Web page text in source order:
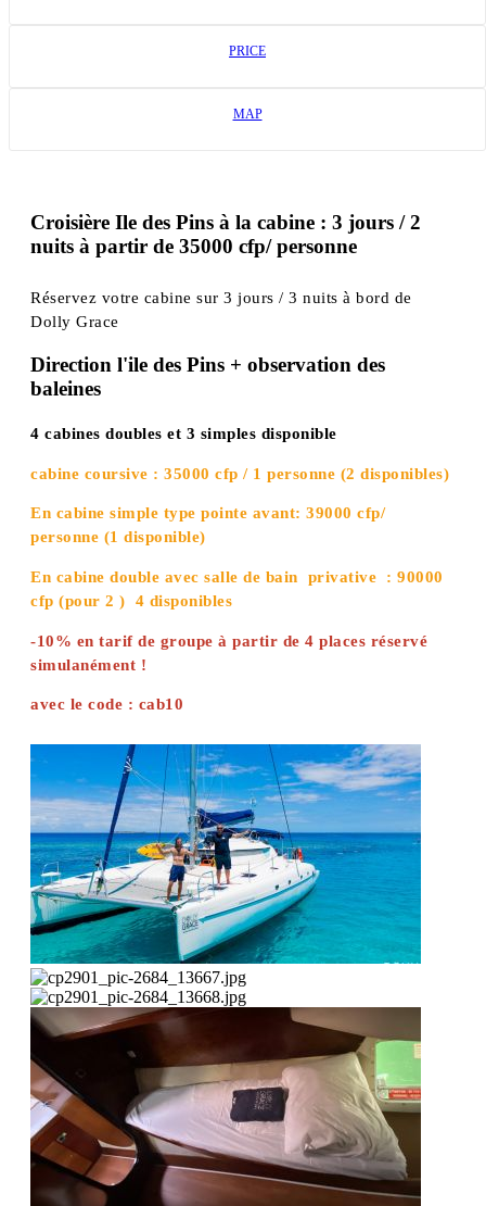
PRICE
MAP
Croisière Ile des Pins à la cabine : 3 jours / 2
nuits à partir de 35000 cfp/ personne
Réservez votre cabine sur 3 jours / 3 nuits à bord de
Dolly Grace
Direction l'ile des Pins + observation des
baleines
4 cabines doubles et 3 simples disponible
cabine coursive : 35000 cfp / 1 personne (2 disponibles)
En cabine simple type pointe avant: 39000 cfp/
personne (1 disponible)
En cabine double avec salle de bain privative : 90000
cfp (pour 2 ) 4 disponibles
-10% en tarif de groupe à partir de 4 places réservé
simulanément !
avec le code : cab10